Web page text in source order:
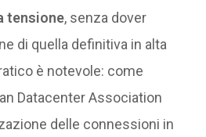
tensione, senza dover
di quella definitiva in alta
è notevole: come
Datacenter Association
delle connessioni in